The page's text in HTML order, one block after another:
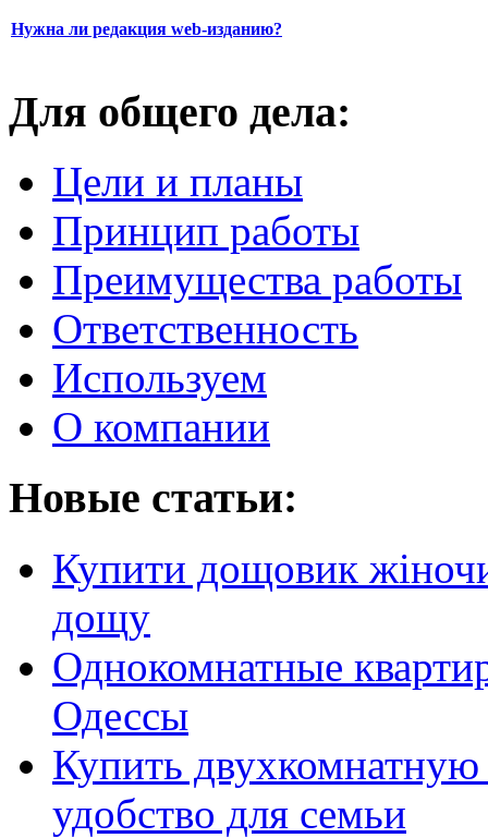
Нужна ли редакция web-изданию?
Для общего дела:
Цели и планы
Принцип работы
Преимущества работы
Ответственность
Используем
О компании
Новые статьи:
Купити дощовик
дощу
Однокомнатные
Одессы
Купить
удобство для семьи